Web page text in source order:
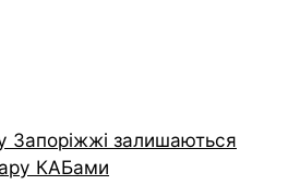
Запоріжжі залишаються
КАБами